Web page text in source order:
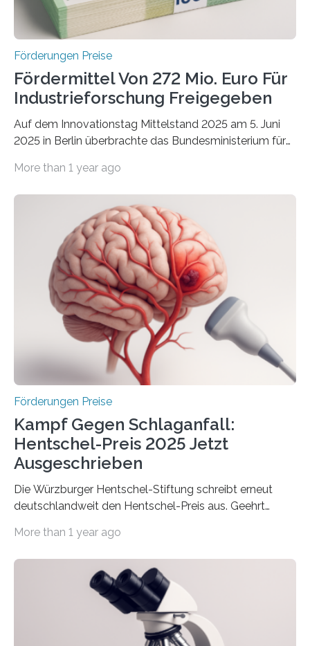
Förderungen Preise
Fördermittel Von 272 Mio. Euro Für
Industrieforschung Freigegeben
Auf dem Innovationstag Mittelstand 2025 am 5. Juni
2025 in Berlin überbrachte das Bundesministerium für
Überplanmäßige Verpflichtungsermächtigungen in
Woche vom Haushaltsausschuss freigegeben – unter
anderem zur Unterstützung der
Industrieforschungsprogramme Industrielle
Gemeinschaftsforschung (IGF), Zentrales
Innovationsprogramm Mittelstand (ZIM) und
Innovationskompetenz INNO-KOM. Auf dem
Innovationstag Mittelstand 2025 am 5. Juni 2025 in
Berlin überbrachte das Bundesministerium für
Wirtschaft und Energie eine gute Nachricht:
Überplanmäßige Verpflichtungsermächtigungen in
More than 1 year ago
Förderungen Preise
Kampf Gegen Schlaganfall:
Hentschel-Preis 2025 Jetzt
Ausgeschrieben
Die Würzburger Hentschel-Stiftung schreibt erneut
deutschlandweit den Hentschel-Preis aus. Geehrt
hochrangige wissenschaftliche Publikation zum Thema
Schlaganfall“ mit Sitz in Würzburg fördert die
Schlaganfallforschung, um die Behandlung der
Betroffenen zu verbessern. Dazu schreibt sie auch in
diesem Jahr wieder deutschlandweit den Hentschel-
Preis aus. Er richtet sich gezielt an jüngere
More than 1 year ago